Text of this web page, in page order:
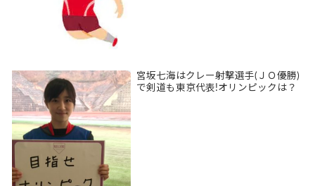
宮坂七海はクレー射撃選手(ＪＯ優勝)
で剣道も東京代表!オリンピックは？